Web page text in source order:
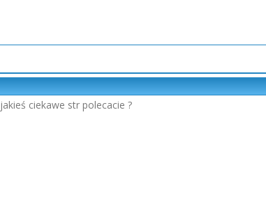
jakieś ciekawe str polecacie ?